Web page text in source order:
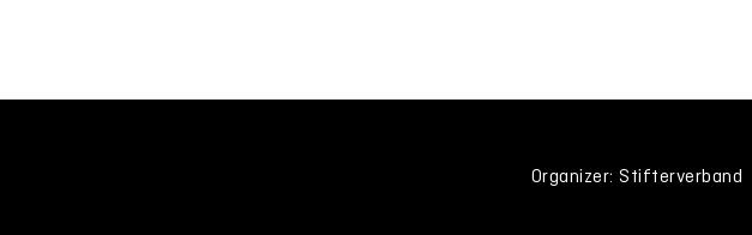
Organizer: Stifterverband